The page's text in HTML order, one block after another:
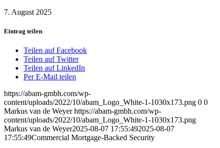
7. August 2025
Eintrag teilen
Teilen auf Facebook
Teilen auf Twitter
Teilen auf LinkedIn
Per E-Mail teilen
https://abam-gmbh.com/wp-
content/uploads/2022/10/abam_Logo_White-1-1030x173.png 0 0
Markus van de Weyer https://abam-gmbh.com/wp-
content/uploads/2022/10/abam_Logo_White-1-1030x173.png
Markus van de Weyer2025-08-07 17:55:492025-08-07
17:55:49Commercial Mortgage‑Backed Security